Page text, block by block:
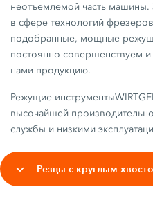
неотъемлемой часть
в сфере технологий
подобранные, мощные
постоянно совершенствуем
нами продукцию.
Режущие
высочайшей
службы и низкими
Резцы с круглым